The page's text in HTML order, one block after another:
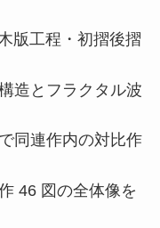
版工程・初摺後摺
造とフラクタル波
同連作内の対比作
46 図の全体像を